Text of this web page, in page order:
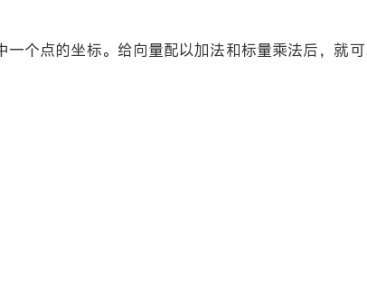
个点的坐标。给向量配以加法和标量乘法后，就可